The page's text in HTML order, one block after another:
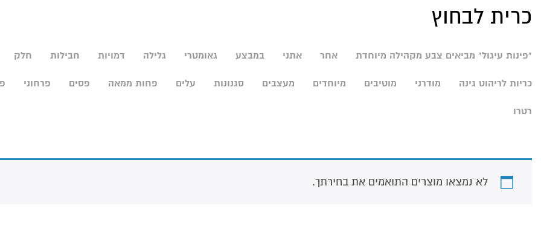
כרית לבחוץ
"פינות עיגול" מביאים צבע מקהילה מיוחדת אחר אתני במבצע גאומטרי גלילה דמויות חבילות חלק
כריות לריהוט גינה מודרני מוטיבים מיוחדים מעצבים סגנונות עלים פחות ממאה פסים פרחוני
רטרו
לא נמצאו מוצרים התואמים את בחירתך.